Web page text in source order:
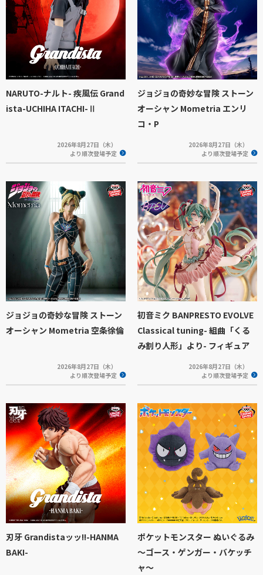
NARUTO-ナルト- 疾風伝 Grand
ista-UCHIHA ITACHI-Ⅱ
2026年8月27日（木）
より順次登場予定
ジョジョの奇妙な冒険 ストーン
オーシャン Mometria エンリ
コ・P
2026年8月27日（木）
より順次登場予定
ジョジョの奇妙な冒険 ストーン
オーシャン Mometria 空条徐倫
2026年8月27日（木）
より順次登場予定
初音ミク BANPRESTO EVOLVE
Classical tuning- 組曲「くる
み割り人形」より- フィギュア
2026年8月27日（木）
より順次登場予定
刃牙 Grandistaッッ!!-HANMA
BAKI-
ポケットモンスター ぬいぐるみ
～ゴース・ゲンガー・バケッチ
ャ～